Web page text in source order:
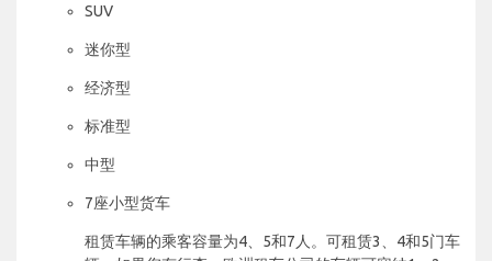
SUV
迷你型
经济型
标准型
中型
7座小型货车
租赁车辆的乘客容量为4、5和7人。可租赁3、4和5门车